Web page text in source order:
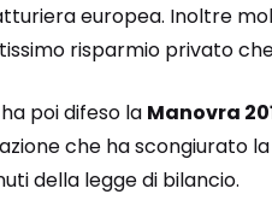
europea. Inoltre
risparmio privato
poi difeso la Manovra
che ha scongiurato
della legge di bilancio.